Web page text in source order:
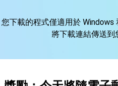
DVD 開膛手
DVD製作者
資源
您下載的程式僅適用於
將下載連結傳送到